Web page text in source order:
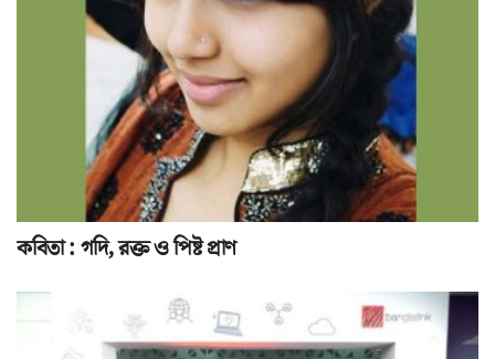
কবিতা : গদি, রক্ত ও পিষ্ট প্রাণ